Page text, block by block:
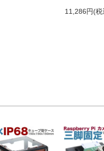
11,286円(税